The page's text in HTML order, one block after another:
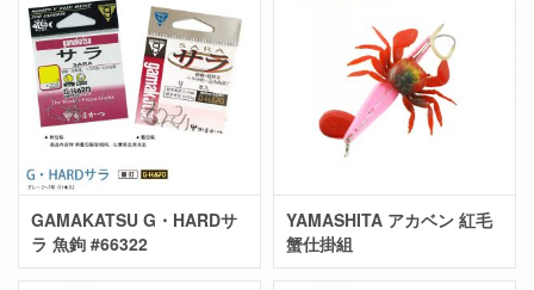
GAMAKATSU G・HARDサ
ラ 魚鉤 #66322
YAMASHITA アカベン 紅毛
蟹仕掛組